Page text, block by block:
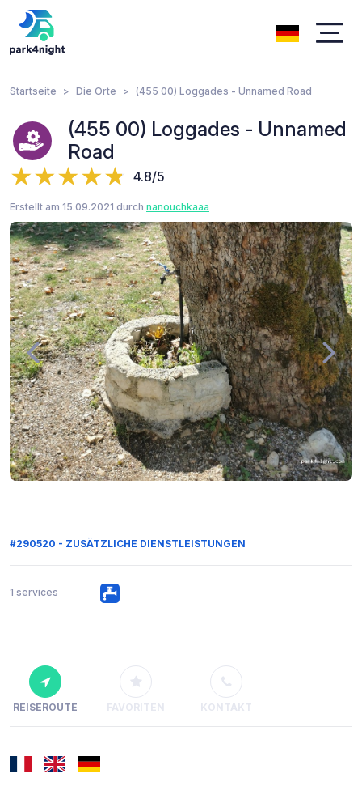
Startseite Die Orte (455 00) Loggades - Unnamed Road
(455 00) Loggades - Unnamed
Road
4.8/5
Erstellt am 15.09.2021 durch nanouchkaaa
#290520 - ZUSÄTZLICHE DIENSTLEISTUNGEN
1 services
REISEROUTE FAVORITEN KONTAKT